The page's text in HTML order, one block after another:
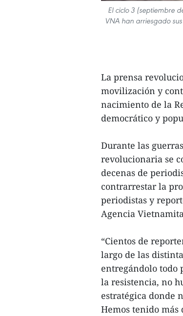
El ciclo 3 (septiembre
VNA han arriesgado
La prensa
movilización y
nacimiento de la
democrático y
Durante las
revolucionaria se
decenas de
contrarrestar la
periodistas y
Agencia
“Cientos de
largo de las
entregándolo todo
la resistencia, no
estratégica donde
Hemos tenido más